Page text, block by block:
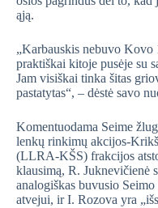
ąją.
„Karbauskis nebuvo Kovo
praktiškai kitoje pusėje su
Jam visiškai tinka šitas
pastatytas“, – dėstė savo
Komentuodama Seime
lenkų rinkimų akcijos-
(LLRA-KŠS) frakcijos
klausimą, R. Juknevičienė
analogiškas buvusio
atvejui, ir I. Rozova yra